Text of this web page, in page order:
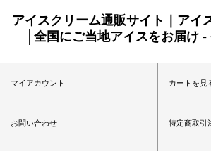
アイスクリーム通販サイト｜アイ
│全国にご当地アイスをお届け
マイアカウント カートを見
お問い合わせ 特定商取引